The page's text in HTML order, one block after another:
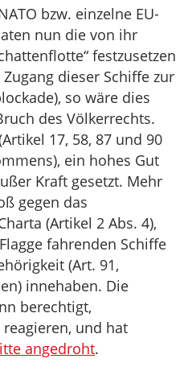
bzw. einzelne EU-
nun die von ihr
festzusetzen
dieser Schiffe zur
so wäre dies
des Völkerrechts.
17, 58, 87 und 90
ein hohes Gut
Kraft gesetzt. Mehr
gegen das
(Artikel 2 Abs. 4),
fahrenden Schiffe
(Art. 91,
innehaben. Die
berechtigt,
und hat
angedroht.